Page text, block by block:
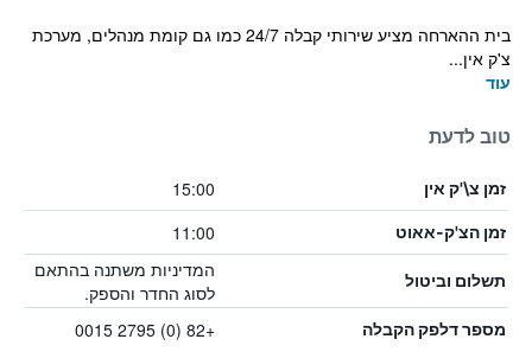
בית ההארחה מציע שירותי קבלה 24/7 כמו גם קומת מנהלים, מערכת
צ'ק אין...
עוד
טוב לדעת
זמן צ\'ק אין 15:00
זמן הצ'ק-אאוט 11:00
תשלום וביטול
המדיניות משתנה בהתאם
לסוג החדר והספק.
מספר דלפק הקבלה +82 (0) 2795 0015